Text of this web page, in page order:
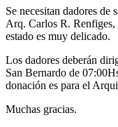
Se necesitan dadores de
Arq. Carlos R. Renfiges,
estado es muy delicado.
Los dadores deberán
San Bernardo de
donación es para el
Muchas gracias.